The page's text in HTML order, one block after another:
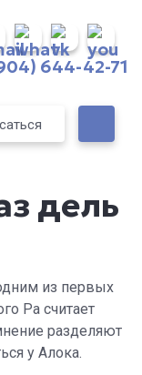
644-42-71
дель
из первых
Ра считает
разделяют
у Алока.